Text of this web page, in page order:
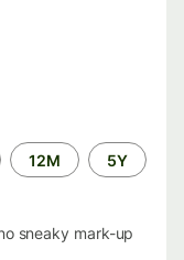
12M 5Y
sneaky mark-up